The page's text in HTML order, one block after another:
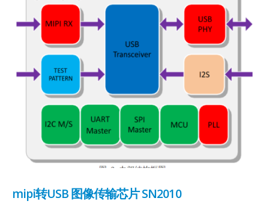
mipi转USB 图像传输芯片 SN2010